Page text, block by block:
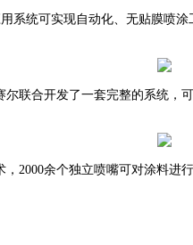
用系统可实现自动化、无贴膜喷涂
尔联合开发了一套完整的系统，
，2000余个独立喷嘴可对涂料进